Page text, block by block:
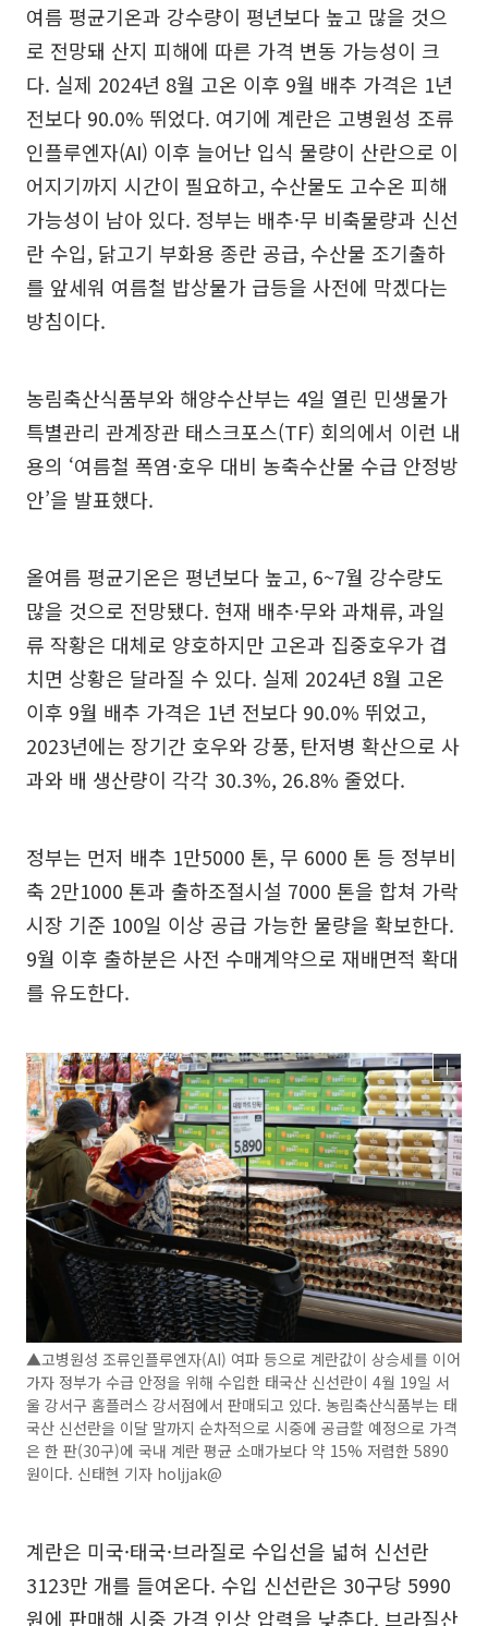
여름 평균기온과 강수량이 평년보다 높고 많을 것으
로 전망돼 산지 피해에 따른 가격 변동 가능성이 크
다. 실제 2024년 8월 고온 이후 9월 배추 가격은 1년
전보다 90.0% 뛰었다. 여기에 계란은 고병원성 조류
인플루엔자(AI) 이후 늘어난 입식 물량이 산란으로 이
어지기까지 시간이 필요하고, 수산물도 고수온 피해
가능성이 남아 있다. 정부는 배추·무 비축물량과 신선
란 수입, 닭고기 부화용 종란 공급, 수산물 조기출하
를 앞세워 여름철 밥상물가 급등을 사전에 막겠다는
방침이다.
농림축산식품부와 해양수산부는 4일 열린 민생물가
특별관리 관계장관 태스크포스(TF) 회의에서 이런 내
용의 ‘여름철 폭염·호우 대비 농축수산물 수급 안정방
안’을 발표했다.
올여름 평균기온은 평년보다 높고, 6~7월 강수량도
많을 것으로 전망됐다. 현재 배추·무와 과채류, 과일
류 작황은 대체로 양호하지만 고온과 집중호우가 겹
치면 상황은 달라질 수 있다. 실제 2024년 8월 고온
이후 9월 배추 가격은 1년 전보다 90.0% 뛰었고,
2023년에는 장기간 호우와 강풍, 탄저병 확산으로 사
과와 배 생산량이 각각 30.3%, 26.8% 줄었다.
정부는 먼저 배추 1만5000 톤, 무 6000 톤 등 정부비
축 2만1000 톤과 출하조절시설 7000 톤을 합쳐 가락
시장 기준 100일 이상 공급 가능한 물량을 확보한다.
9월 이후 출하분은 사전 수매계약으로 재배면적 확대
를 유도한다.
▲고병원성 조류인플루엔자(AI) 여파 등으로 계란값이 상승세를 이어
가자 정부가 수급 안정을 위해 수입한 태국산 신선란이 4월 19일 서
울 강서구 홈플러스 강서점에서 판매되고 있다. 농림축산식품부는 태
국산 신선란을 이달 말까지 순차적으로 시중에 공급할 예정으로 가격
은 한 판(30구)에 국내 계란 평균 소매가보다 약 15% 저렴한 5890
원이다. 신태현 기자 holjjak@
계란은 미국·태국·브라질로 수입선을 넓혀 신선란
3123만 개를 들여온다. 수입 신선란은 30구당 5990
원에 판매해 시중 가격 인상 압력을 낮춘다. 브라질산